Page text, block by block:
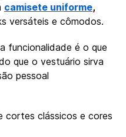
camisete uniforme,
versáteis e cômodos.
funcionalidade é o que
que o vestuário sirva
pessoal
cortes clássicos e cores